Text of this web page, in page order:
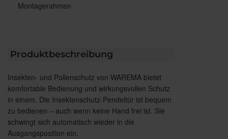
Montagerahmen
Produktbeschreibung
Insekten- und Pollenschutz von WAREMA bietet
komfortable Bedienung und wirkungsvollen Schutz
in einem. Die Insektenschutz-Pendeltür ist bequem
zu bedienen – auch wenn keine Hand frei ist. Sie
schwingt sich automatisch wieder in die
Ausgangsposition ein.